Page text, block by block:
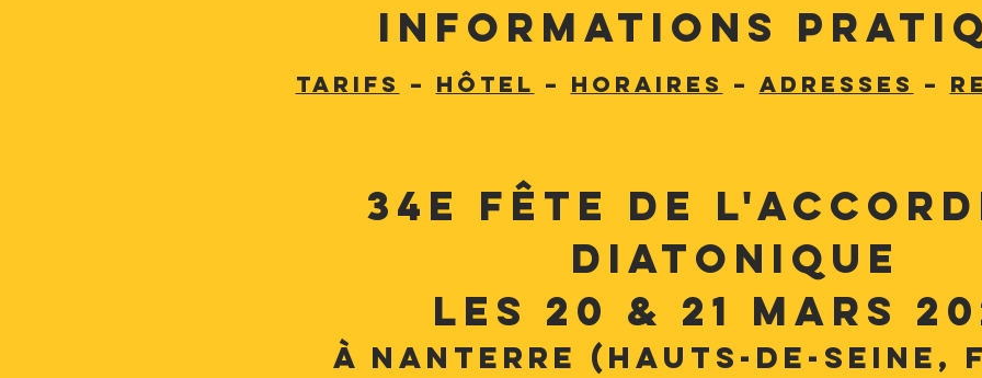
34e Fête de
diatonique
les 20 & 21 mars
à Nanterre (Hauts-de-Seine,
informations
TARIFS – HÔTEL – HORAIRES – ADRESSES –